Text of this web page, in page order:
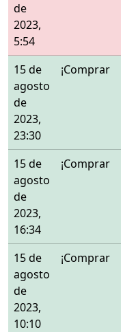
de
2023,
5:54
15 de
agosto
de
2023,
23:30
¡Comprar
15 de
agosto
de
2023,
16:34
¡Comprar
15 de
agosto
de
2023,
10:10
¡Comprar